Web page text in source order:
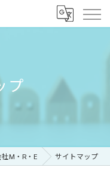
プ
M・R・E サイトマップ